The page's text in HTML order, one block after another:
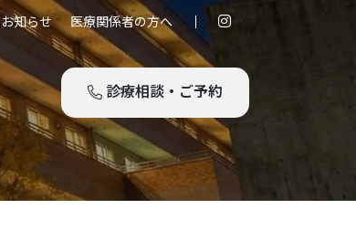
お知らせ 医療関係者の方へ
診療相談・ご予約